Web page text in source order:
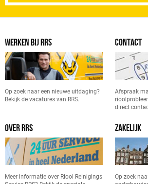
WERKEN BIJ RRS
Op zoek naar een nieuwe uitdaging?
Bekijk de vacatures van RRS.
CONTACT
Afspraak
direct
OVER RRS
Meer informatie over Riool Reinigings
ZAKELIJK
Op zoek